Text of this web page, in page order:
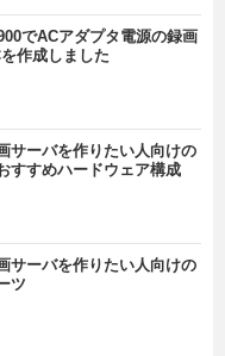
でACアダプタ電源の録画
作成しました
サーバを作りたい人向けの
すすめハードウェア構成
サーバを作りたい人向けの
ツ